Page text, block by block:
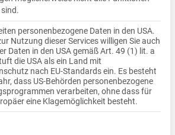
und veganen Möglichkeiten,
Diese Rezepte sind nicht nur
auch einfach in der Zubereitung.
Grillen, kann man die Knödel
süß oder im Salat
im Eintopf, asiatisch oder mediterran,
Rezept: Hier ist für Groß und Klein
personenbezogene Daten in den USA.
Nutzung dieser Services willigen Sie auch
Daten in den USA gemäß Art. 49 (1) lit. a
die USA als ein Land mit
nach EU-Standards ein. Es besteht
dass US-Behörden personenbezogene
verarbeiten, ohne dass für
eine Klagemöglichkeit besteht.
Service-Gruppen, für die eine